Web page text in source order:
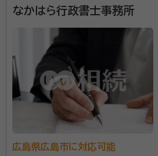
上中田 成二
税理士・中小企業診断士・社
経歴：立命館大学大学院卒 著書：中
『相続手続相談室』は、相続でお
に気軽に相談できるサービスを提供
んな簡単な事を聞いても良いかな
あると思いますが、ご不明な点が
聞きいただければと思います。
資格等： 行政書士, 税理士, ファイナンシ
なかはら行政書士事務所
広島県広島市に対応可能